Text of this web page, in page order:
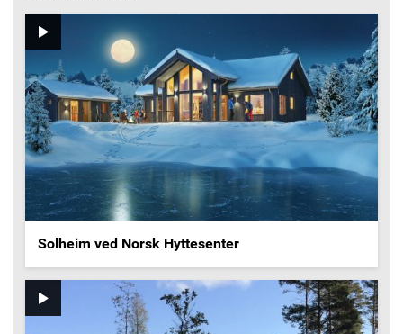
Solheim ved Norsk Hyttesenter
Video
Video